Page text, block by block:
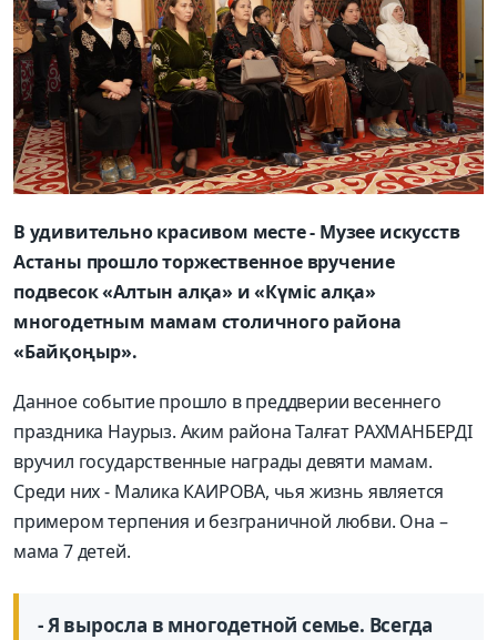
В удивительно красивом месте - Музее искусств
Астаны прошло торжественное вручение
подвесок «Алтын алқа» и «Күміс алқа»
многодетным мамам столичного района
«Байқоңыр».
Данное событие прошло в преддверии весеннего
праздника Наурыз. Аким района Талғат РАХМАНБЕРДІ
вручил государственные награды девяти мамам.
Среди них - Малика КАИРОВА, чья жизнь является
примером терпения и безграничной любви. Она –
мама 7 детей.
- Я выросла в многодетной семье. Всегда